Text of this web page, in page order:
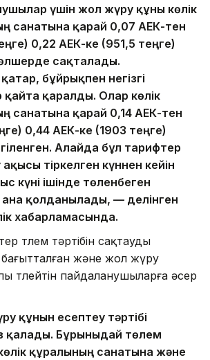
үшін жол жүру құны көлік
санатына қарай 0,07 АЕК-тен
0,22 АЕК-ке (951,5 теңге)
сақталады.
бұйрықпен негізгі
қайта қаралды. Олар көлік
санатына қарай 0,14 АЕК-тен
0,44 АЕК-ке (1903 теңге)
Алайда бұл тарифтер
тіркелген күннен кейін
күні ішінде төленбеген
қолданылады, — делінген
хабарламасында.
төлем тәртібін сақтауды
және жол жүру
төлейтін пайдаланушыларға әсер
құнын есептеу тәртібі
қалады. Бұрынғыдай төлем
құралының санатына және